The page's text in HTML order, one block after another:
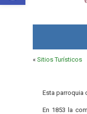
«Sitios Turísticos
Esta parroquia
En 1853 la